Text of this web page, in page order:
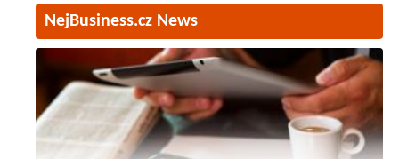
NejBusiness.cz News